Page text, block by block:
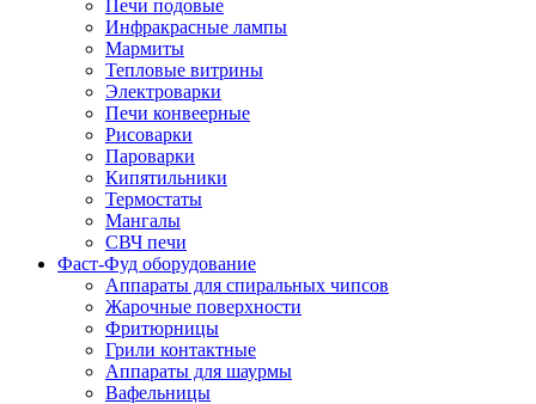
Печи подовые
Инфракрасные лампы
Мармиты
Тепловые витрины
Электроварки
Печи конвеерные
Рисоварки
Пароварки
Кипятильники
Термостаты
Мангалы
СВЧ печи
Фаст-Фуд оборудование
Аппараты для спиральных чипсов
Жарочные поверхности
Фритюрницы
Грили контактные
Аппараты для шаурмы
Вафельницы